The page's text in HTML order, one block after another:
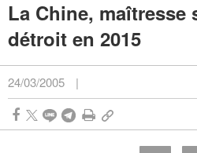
La Chine, maîtresse
détroit en 2015
24/03/2005 |